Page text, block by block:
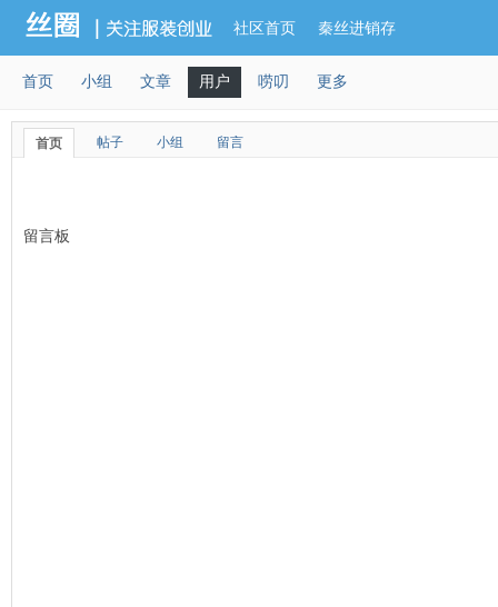
社区首页 秦丝进销存
首页 小组 文章 用户 唠叨 更多
首页 帖子 小组 留言
留言板